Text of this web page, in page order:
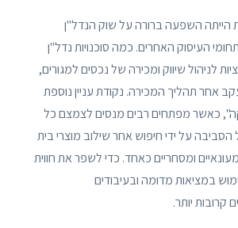
הייתה השפעה ברורה על שוק הנדל"ן
העיסוק האחרים. כמה סוכנויות נדל"ן
לניהול שיווק ומכירה של נכסים למגורים,
תהליך המכירה. נקודת עניין נוספת
כאשר מפתחים רבים מנסים לצמצם כל
על ידי חיפוש אחר שילוב מוצרי בית
ומסחריים כאחד. כדי לשפר את חווית
במציאות מדומה ובעיבודים
קרובות יותר.